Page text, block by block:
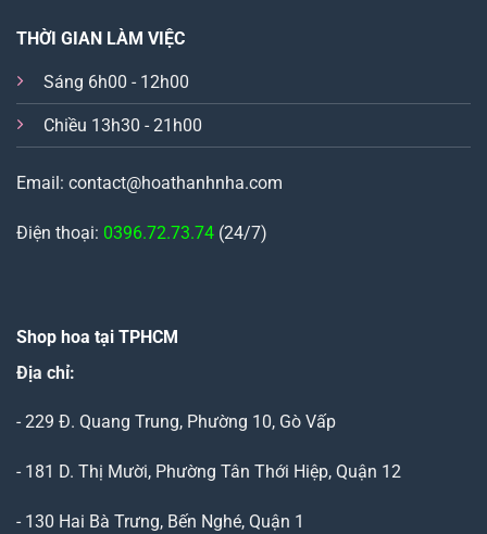
THỜI GIAN LÀM VIỆC
Sáng 6h00 - 12h00
Chiều 13h30 - 21h00
Email: contact@hoathanhnha.com
Điện thoại: 0396.72.73.74 (24/7)
Shop hoa tại TPHCM
Địa chỉ:
- 229 Đ. Quang Trung, Phường 10, Gò Vấp
- 181 D. Thị Mười, Phường Tân Thới Hiệp, Quận 12
- 130 Hai Bà Trưng, Bến Nghé, Quận 1